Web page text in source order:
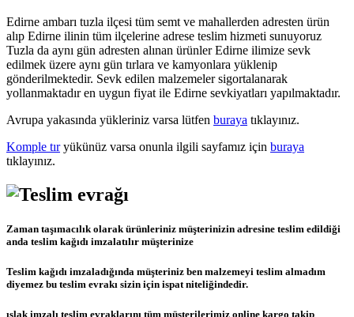
Edirne ambarı tuzla ilçesi tüm semt ve mahallerden adresten ürün
alıp Edirne ilinin tüm ilçelerine adrese teslim hizmeti sunuyoruz
Tuzla da aynı gün adresten alınan ürünler Edirne ilimize sevk
edilmek üzere aynı gün tırlara ve kamyonlara yüklenip
gönderilmektedir. Sevk edilen malzemeler sigortalanarak
yollanmaktadır en uygun fiyat ile Edirne sevkiyatları yapılmaktadır.
Avrupa yakasında yükleriniz varsa lütfen buraya tıklayınız.
Komple tıryükünüz varsa onunla ilgili sayfamız için buraya
tıklayınız.
Zaman taşımacılık olarak ürünleriniz müşterinizin adresine teslim edildiği
anda teslim kağıdı imzalatılır müşterinize
Teslim kağıdı imzaladığında müşteriniz ben malzemeyi teslim almadım
diyemez bu teslim evrakı sizin için ispat niteliğindedir.
ıslak imzalı teslim evraklarını tüm müşterilerimiz online kargo takip